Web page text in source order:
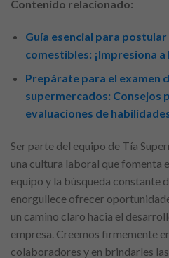
Contenido relacionado:
Guía esencial para
comestibles: ¡Impresiona
Prepárate para el examen
supermercados: Consejos
evaluaciones de
Ser parte del equipo de Tía
una cultura laboral que fomenta
equipo y la búsqueda constante
enorgullece ofrecer
un camino claro hacia el
empresa. Creemos firmemente
colaboradores y en brindarles